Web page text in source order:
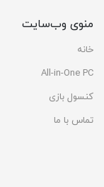
منوی وب‌سایت
خانه
All-in-One PC
کنسول بازی
تماس با ما